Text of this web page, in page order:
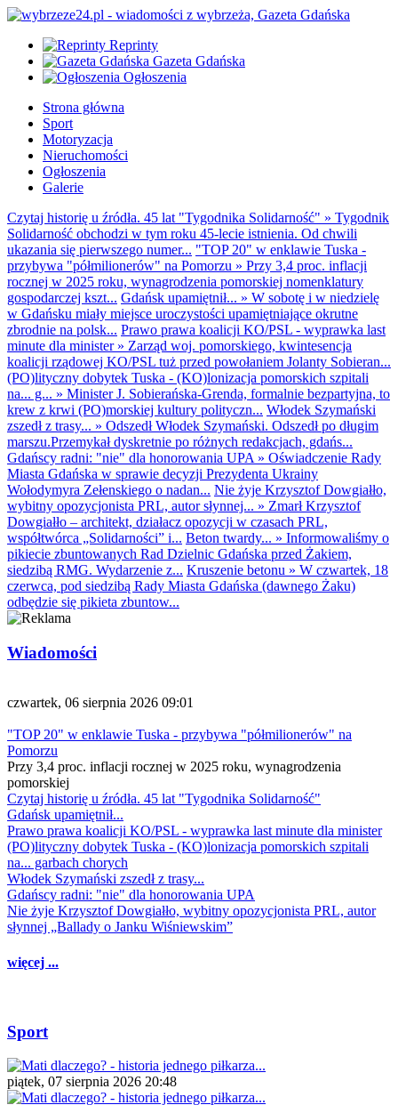
Reprinty
Gazeta Gdańska
Ogłoszenia
Strona główna
Sport
Motoryzacja
Nieruchomości
Ogłoszenia
Galerie
Czytaj historię u źródła. 45 lat "Tygodnika Solidarność" » Tygodnik
Solidarność obchodzi w tym roku 45-lecie istnienia. Od chwili
ukazania się pierwszego numer... "TOP 20" w enklawie Tuska -
przybywa "półmilionerów" na Pomorzu » Przy 3,4 proc. inflacji
rocznej w 2025 roku, wynagrodzenia pomorskiej nomenklatury
gospodarczej kszt... Gdańsk upamiętnił... » W sobotę i w niedzielę
w Gdańsku miały miejsce uroczystości upamiętniające okrutne
zbrodnie na polsk... Prawo prawa koalicji KO/PSL - wyprawka last
minute dla minister» Zarząd woj. pomorskiego, kwintesencja
koalicji rządowej KO/PSL tuż przed powołaniem Jolanty Sobieran...
(PO)lityczny dobytek Tuska - (KO)lonizacja pomorskich szpitali
na... g... » Minister J. Sobierańska-Grenda, formalnie bezpartyjna, to
krew z krwi (PO)morskiej kultury polityczn... Włodek Szymański
zszedł z trasy... » Odszedł Włodek Szymański. Odszedł po długim
marszu.Przemykał dyskretnie po różnych redakcjach, gdańs...
Gdańscy radni: "nie" dla honorowania UPA » Oświadczenie Rady
Miasta Gdańska w sprawie decyzji Prezydenta Ukrainy
Wołodymyra Zełenskiego o nadan... Nie żyje Krzysztof Dowgiałło,
wybitny opozycjonista PRL, autor słynnej... » Zmarł Krzysztof
Dowgiałło – architekt, działacz opozycji w czasach PRL,
współtwórca „Solidarności” i... Beton twardy... » Informowaliśmy o
pikiecie zbuntowanych Rad Dzielnic Gdańska przed Żakiem,
siedzibą RMG. Wydarzenie z... Kruszenie betonu » W czwartek, 18
czerwca, pod siedzibą Rady Miasta Gdańska (dawnego Żaku)
odbędzie się pikieta zbuntow...
Wiadomości
czwartek, 06 sierpnia 2026 09:01
"TOP 20" w enklawie Tuska - przybywa "półmilionerów" na
Pomorzu
Przy 3,4 proc. inflacji rocznej w 2025 roku, wynagrodzenia
pomorskiej
Czytaj historię u źródła. 45 lat "Tygodnika Solidarność"
Gdańsk upamiętnił...
Prawo prawa koalicji KO/PSL - wyprawka last minute dla minister
(PO)lityczny dobytek Tuska - (KO)lonizacja pomorskich szpitali
na... garbach chorych
Włodek Szymański zszedł z trasy...
Gdańscy radni: "nie" dla honorowania UPA
Nie żyje Krzysztof Dowgiałło, wybitny opozycjonista PRL, autor
słynnej „Ballady o Janku Wiśniewskim”
więcej ...
Sport
piątek, 07 sierpnia 2026 20:48